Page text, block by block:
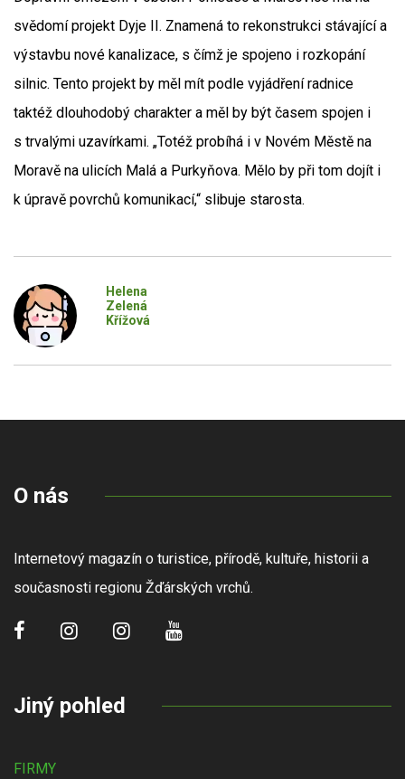
svědomí projekt Dyje II. Znamená to rekonstrukci stávající a
výstavbu nové kanalizace, s čímž je spojeno i rozkopání
silnic. Tento projekt by měl mít podle vyjádření radnice
taktéž dlouhodobý charakter a měl by být časem spojen i
s trvalými uzavírkami. „Totéž probíhá i v Novém Městě na
Moravě na ulicích Malá a Purkyňova. Mělo by při tom dojít i
k úpravě povrchů komunikací,“ slibuje starosta.
Helena
Zelená
Křížová
O nás
Internetový magazín o turistice, přírodě, kultuře, historii a
současnosti regionu Žďárských vrchů.
Jiný pohled
FIRMY